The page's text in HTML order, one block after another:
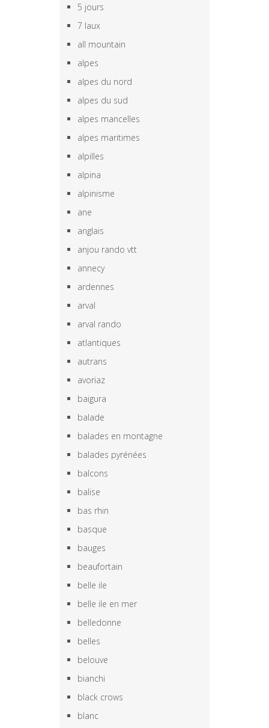
5 jours
7 laux
all mountain
alpes
alpes du nord
alpes du sud
alpes mancelles
alpes maritimes
alpilles
alpina
alpinisme
ane
anglais
anjou rando vtt
annecy
ardennes
arval
arval rando
atlantiques
autrans
avoriaz
baigura
balade
balades en montagne
balades pyrénées
balcons
balise
bas rhin
basque
bauges
beaufortain
belle ile
belle ile en mer
belledonne
belles
belouve
bianchi
black crows
blanc